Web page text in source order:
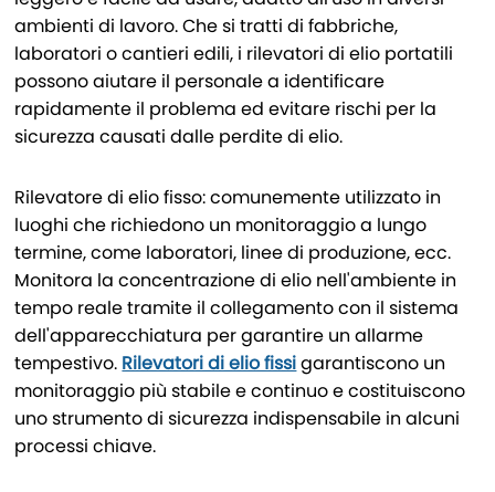
ambienti di lavoro. Che si tratti di fabbriche,
laboratori o cantieri edili, i rilevatori di elio portatili
possono aiutare il personale a identificare
rapidamente il problema ed evitare rischi per la
sicurezza causati dalle perdite di elio.
Rilevatore di elio fisso: comunemente utilizzato in
luoghi che richiedono un monitoraggio a lungo
termine, come laboratori, linee di produzione, ecc.
Monitora la concentrazione di elio nell'ambiente in
tempo reale tramite il collegamento con il sistema
dell'apparecchiatura per garantire un allarme
tempestivo. Rilevatori di elio fissigarantiscono un
monitoraggio più stabile e continuo e costituiscono
uno strumento di sicurezza indispensabile in alcuni
processi chiave.